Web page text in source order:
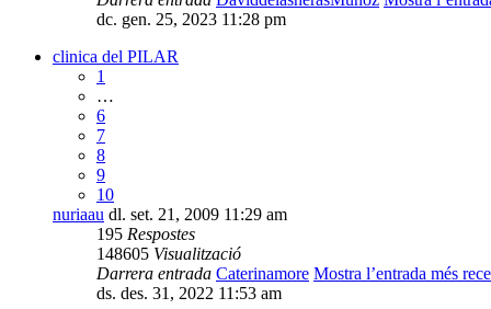
dc. gen. 25, 2023 11:28 pm
clinica del PILAR
1
…
6
7
8
9
10
nuriaau dl. set. 21, 2009 11:29 am
195 Respostes
148605 Visualització
Darrera entrada Caterinamore Mostra l’entrada més
ds. des. 31, 2022 11:53 am